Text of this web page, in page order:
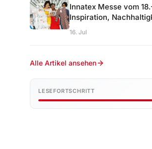
Innatex Messe vom
Inspiration,
neue Kontakte
16. Jul
Alle Artikel ansehen
LESEFORTSCHRITT